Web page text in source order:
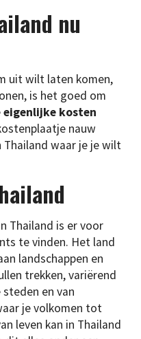
nu
uit wilt laten komen,
is het goed om
eigenlijke kosten
nauw
Thailand waar je je wilt
Thailand is er voor
te vinden. Het land
landschappen en
trekken, variërend
en van
je volkomen tot
leven kan in Thailand